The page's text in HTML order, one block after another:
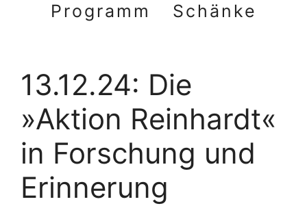
Programm Schänke
13.12.24: Die
»Aktion Reinhardt«
in Forschung und
Erinnerung